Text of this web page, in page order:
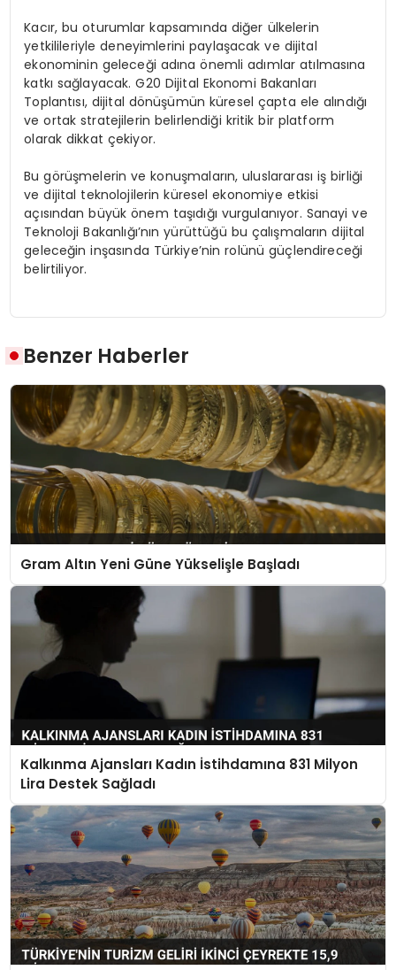
Kacır, bu oturumlar kapsamında diğer ülkelerin
yetkilileriyle deneyimlerini paylaşacak ve dijital
ekonominin geleceği adına önemli adımlar atılmasına
katkı sağlayacak. G20 Dijital Ekonomi Bakanları
Toplantısı, dijital dönüşümün küresel çapta ele alındığı
ve ortak stratejilerin belirlendiği kritik bir platform
olarak dikkat çekiyor.
Bu görüşmelerin ve konuşmaların, uluslararası iş birliği
ve dijital teknolojilerin küresel ekonomiye etkisi
açısından büyük önem taşıdığı vurgulanıyor. Sanayi ve
Teknoloji Bakanlığı’nın yürüttüğü bu çalışmaların dijital
geleceğin inşasında Türkiye’nin rolünü güçlendireceği
belirtiliyor.
Benzer Haberler
Gram Altın Yeni Güne Yükselişle Başladı
Kalkınma Ajansları Kadın İstihdamına 831 Milyon
Lira Destek Sağladı